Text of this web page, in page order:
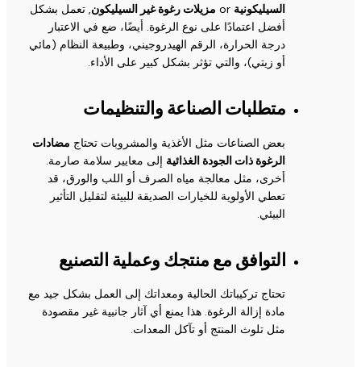
السيليكونية
مزيلات رغوة غير السيليكون, تعمل بشكل
أفضل اعتمادًا على نوع الرغوة. أيضًا، ضع في الاعتبار
درجة الحرارة، الرقم الهيدروجيني، وطبيعة النظام (مائي
أو زيتي)، والتي تؤثر بشكل كبير على الأداء.
متطلبات الصناعة والتنظيمات
بعض الصناعات مثل الأغذية والمشروبات تحتاج مضادات
الرغوة ذات الجودة الغذائية إلى معايير سلامة صارمة.
أخرى، مثل معالجة مياه الصرف أو اللب والورق، قد
تعطي الأولوية للخيارات الصديقة للبيئة لتقليل التأثير
البيئي.
التوافق مع منتجك وعملية التصنيع
تحتاج تركيباتك الحالية ومعداتك إلى العمل بشكل جيد مع
مادة إزالة الرغوة. هذا يمنع أي آثار جانبية غير مقصودة
مثل تلوث المنتج أو تآكل المعدات.